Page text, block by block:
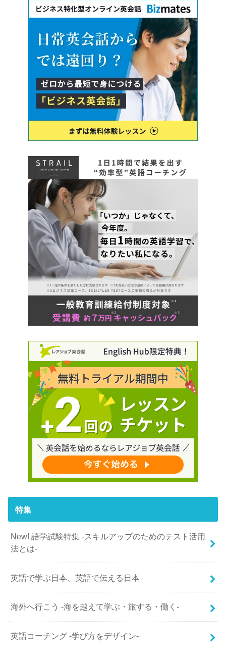
特集
New! 語学試験特集 -スキルアップのためのテスト活用
法とは-
英語で学ぶ日本、英語で伝える日本
海外へ行こう -海を越えて学ぶ・旅する・働く-
英語コーチング -学び方をデザイン-